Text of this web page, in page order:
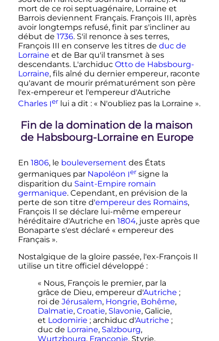
mort de ce roi septuagénaire, Lorraine et
Barrois deviennent Français. François III, après
avoir longtemps refusé, finit par s'incliner au
début de 1736. S'il renonce à ses terres,
François III en conserve les titres de duc de
Lorraine et de Bar qu'il transmet à ses
descendants. L'archiduc Otto de Habsbourg-
Lorraine, fils aîné du dernier empereur, raconte
qu'avant de mourir prématurément son père
l'ex-empereur et l'empereur d'Autriche
Charles Ierlui a dit : « N'oubliez pas la Lorraine ».
Fin de la domination de la maison
de Habsbourg-Lorraine en Europe
En 1806, le bouleversement des États
germaniques par Napoléon Iersigne la
disparition du Saint-Empire romain
germanique. Cependant, en prévision de la
perte de son titre d'empereur des Romains,
François II se déclare lui-même empereur
héréditaire d'Autriche en 1804, juste après que
Bonaparte s'est déclaré « empereur des
Français ».
Nostalgique de la gloire passée, l'ex-François II
utilise un titre officiel développé :
« Nous, François le premier, par la
grâce de Dieu, empereur d'Autriche ;
roi de Jérusalem, Hongrie, Bohême,
Dalmatie, Croatie, Slavonie, Galicie,
et Lodomirie ; archiduc d'Autriche ;
duc de Lorraine, Salzbourg,
Wurtzbourg, Franconie, Styrie,